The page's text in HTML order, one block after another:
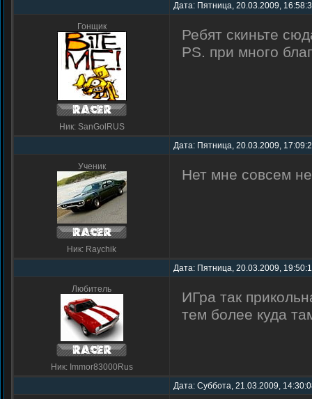
Дата: Пятница, 20.03.2009,
Гонщик
Ник: SanGolRUS
Ребят скиньте
PS. при много
Дата: Пятница, 20.03.2009,
Ученик
Ник: Raychik
Нет мне совсем
Дата: Пятница, 20.03.2009,
Любитель
Ник: Immor83000Rus
ИГра так
тем более куда
Дата: Суббота, 21.03.2009,